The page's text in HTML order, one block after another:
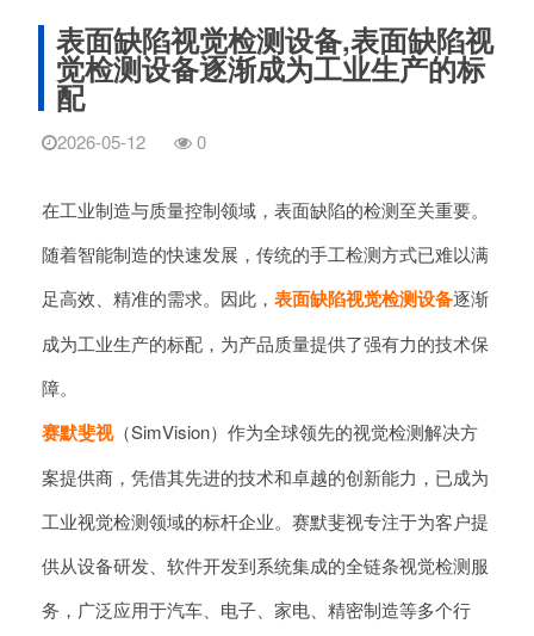
表面缺陷视觉检测设备,表面缺陷视
觉检测设备逐渐成为工业生产的标
配
2026-05-12 0
在工业制造与质量控制领域，表面缺陷的检测至关重要。
随着智能制造的快速发展，传统的手工检测方式已难以满
足高效、精准的需求。因此， 表面缺陷视觉检测设备逐渐
成为工业生产的标配，为产品质量提供了强有力的技术保
障。
赛默斐视（SimVision）作为全球领先的视觉检测解决方
案提供商，凭借其先进的技术和卓越的创新能力，已成为
工业视觉检测领域的标杆企业。赛默斐视专注于为客户提
供从设备研发、软件开发到系统集成的全链条视觉检测服
务，广泛应用于汽车、电子、家电、精密制造等多个行